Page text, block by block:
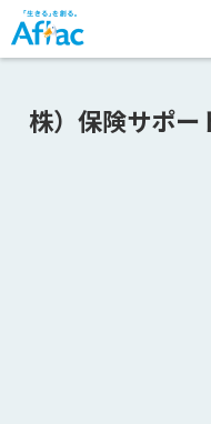
株）保険サポー